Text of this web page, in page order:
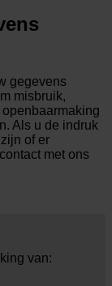
gegevens
misbruik,
Als u de indruk
of er
met ons
van: